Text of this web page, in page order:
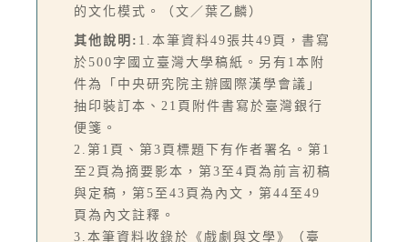
的文化模式。（文／葉乙麟）
其他說明: 1.本筆資料49張共49頁，書寫
於500字國立臺灣大學稿紙。另有1本附
件為「中央研究院主辦國際漢學會議」
抽印裝訂本、21頁附件書寫於臺灣銀行
便箋。
2.第1頁、第3頁標題下有作者署名。第1
至2頁為摘要影本，第3至4頁為前言初稿
與定稿，第5至43頁為內文，第44至49
頁為內文註釋。
3.本筆資料收錄於《戲劇與文學》（臺